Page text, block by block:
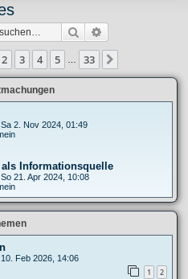
Suche
1von 33
2 3 4 5 33
Sa 2. Nov 2024, 01:49
als Informationsquelle
So 21. Apr 2024, 10:08
10. Feb 2026, 14:06
1 2